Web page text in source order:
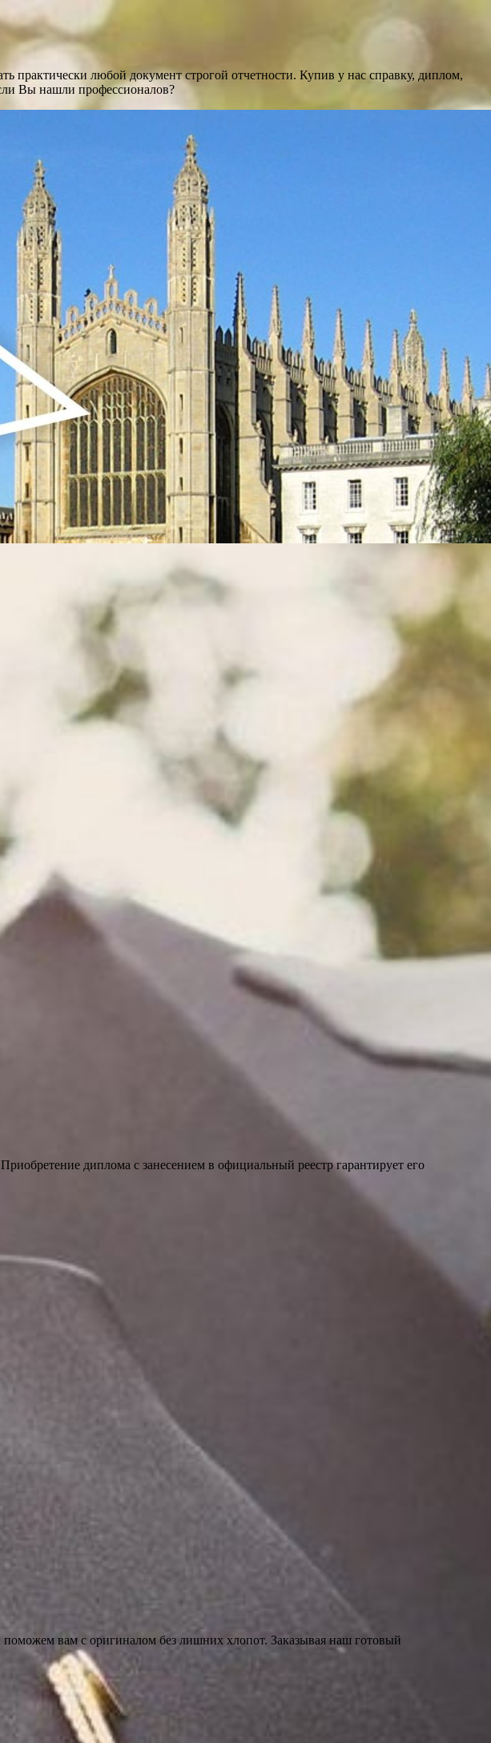
любой документ строгой отчетности. Купив у нас справку, диплом,
Вы нашли профессионалов?
диплома с занесением в официальный реестр гарантирует его
вам с оригиналом без лишних хлопот. Заказывая наш готовый